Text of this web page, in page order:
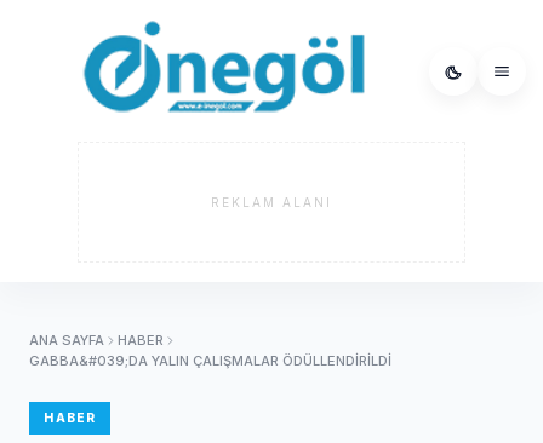
REKLAM ALANI
ANA SAYFA
HABER
GABBA&#039;DA YALIN ÇALIŞMALAR ÖDÜLLENDIRILDI
HABER